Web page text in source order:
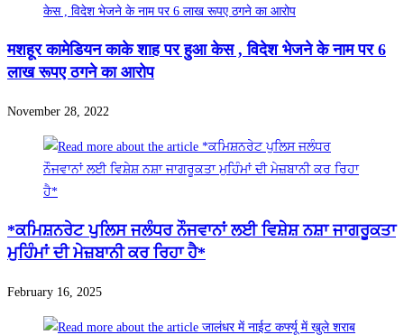
मशहूर कामेडियन काके शाह पर हुआ केस , विदेश भेजने के नाम पर 6
लाख रूपए ठगने का आरोप
November 28, 2022
*ਕਮਿਸ਼ਨਰੇਟ ਪੁਲਿਸ ਜਲੰਧਰ ਨੌਜਵਾਨਾਂ ਲਈ ਵਿਸ਼ੇਸ਼ ਨਸ਼ਾ ਜਾਗਰੂਕਤਾ
ਮੁਹਿੰਮਾਂ ਦੀ ਮੇਜ਼ਬਾਨੀ ਕਰ ਰਿਹਾ ਹੈ*
February 16, 2025